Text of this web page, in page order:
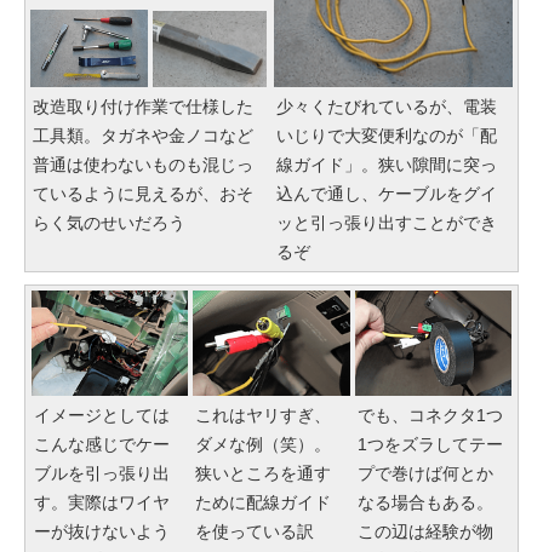
改造取り付け作業で仕様した
工具類。タガネや金ノコなど
普通は使わないものも混じっ
ているように見えるが、おそ
らく気のせいだろう
少々くたびれているが、電装
いじりで大変便利なのが「配
線ガイド」。狭い隙間に突っ
込んで通し、ケーブルをグイ
ッと引っ張り出すことができ
るぞ
イメージとしては
こんな感じでケー
ブルを引っ張り出
す。実際はワイヤ
ーが抜けないよう
これはヤリすぎ、
ダメな例（笑）。
狭いところを通す
ために配線ガイド
を使っている訳
でも、コネクタ1つ
1つをズラしてテー
プで巻けば何とか
なる場合もある。
この辺は経験が物